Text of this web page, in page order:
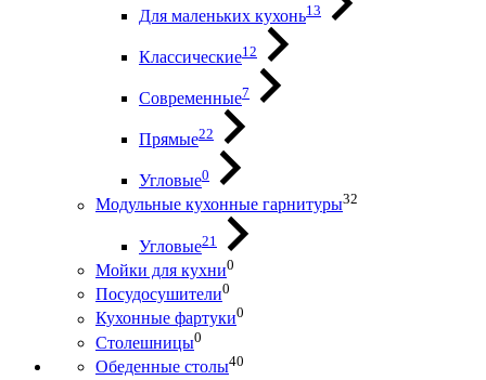
Для маленьких кухонь13
Классические12
Современные7
Прямые22
Угловые0
Модульные кухонные гарнитуры32
Угловые21
Мойки для кухни0
Посудосушители0
Кухонные фартуки0
Столешницы0
Обеденные столы40